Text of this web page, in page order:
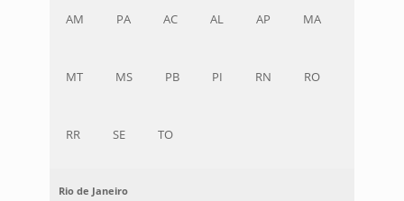
AM PA AC AL AP MA
MT MS PB PI RN RO
RR SE TO
Rio de Janeiro